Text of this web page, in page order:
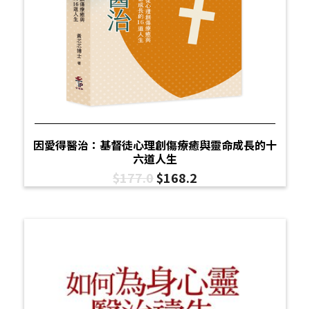
因愛得醫治：基督徒心理創傷療癒與靈命成長的十
六道人生
$177.0$168.2